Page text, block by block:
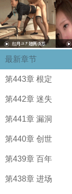
最新章节
第443章 根定
第442章 迷失
第441章 漏洞
第440章 创世
第439章 百年
第438章 进场